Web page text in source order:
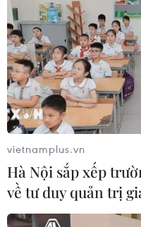
Người dân thắp hương
thoát.
vietnamplus.vn
Hà Nội sắp xếp
về tư duy quản trị